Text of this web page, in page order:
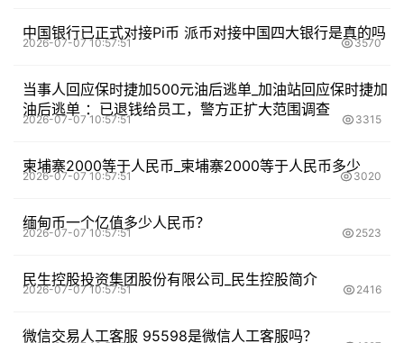
中国银行已正式对接Pi币 派币对接中国四大银行是真的吗
2026-07-07 10:57:51 3570
当事人回应保时捷加500元油后逃单_加油站回应保时捷加
油后逃单 ：已退钱给员工，警方正扩大范围调查
2026-07-07 10:57:51 3315
柬埔寨2000等于人民币_柬埔寨2000等于人民币多少
2026-07-07 10:57:51 3020
缅甸币一个亿值多少人民币？
2026-07-07 10:57:51 2523
民生控股投资集团股份有限公司_民生控股简介
2026-07-07 10:57:51 2416
微信交易人工客服 95598是微信人工客服吗？